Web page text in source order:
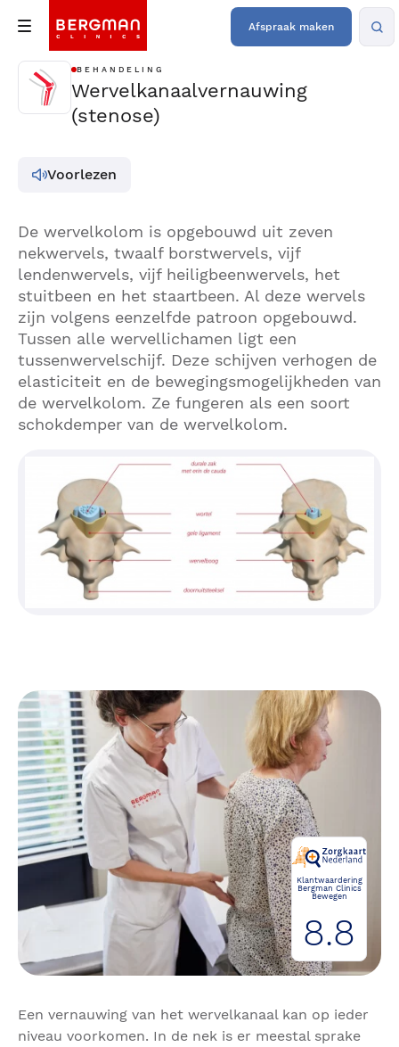
Afspraak maken
BEHANDELING
Wervelkanaalvernauwing
(stenose)
Voorlezen
De wervelkolom is opgebouwd uit zeven
nekwervels, twaalf borstwervels, vijf
lendenwervels, vijf heiligbeenwervels, het
stuitbeen en het staartbeen. Al deze wervels
zijn volgens eenzelfde patroon opgebouwd.
Tussen alle wervellichamen ligt een
tussenwervelschijf. Deze schijven verhogen de
elasticiteit en de bewegingsmogelijkheden van
de wervelkolom. Ze fungeren als een soort
schokdemper van de wervelkolom.
Klantwaardering
Bergman Clinics
Bewegen
8.8
Een vernauwing van het wervelkanaal kan op ieder
niveau voorkomen. In de nek is er meestal sprake